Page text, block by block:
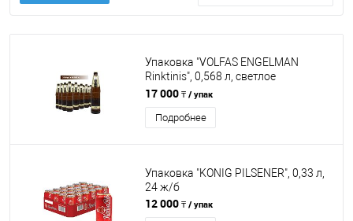
Упаковка "VOLFAS ENGELMAN
Rinktinis", 0,568 л, светлое
фильтрованное пастеризованное,
20 бут
17 000 ₸ / упак
Подробнее
Упаковка "KONIG PILSENER", 0,33 л,
24 ж/б
12 000 ₸ / упак